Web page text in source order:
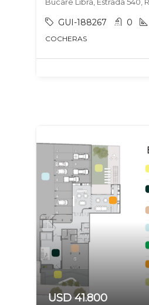
GUI-188267 0
COCHERAS
USD 41.800